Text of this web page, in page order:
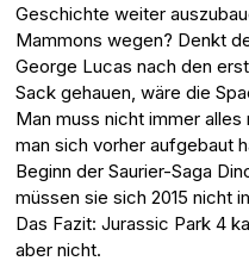
Geschichte weiter
Mammons wegen? Denkt
George Lucas nach den
Sack gehauen, wäre die
Man muss nicht immer
man sich vorher aufgebaut
Beginn der Saurier-Saga
müssen sie sich 2015 nicht
Das Fazit: Jurassic Park 4
aber nicht.